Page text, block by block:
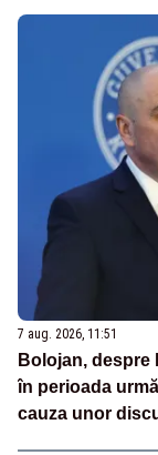
7 aug. 2026, 11:51
Bolojan, despre
în perioada
cauza unor